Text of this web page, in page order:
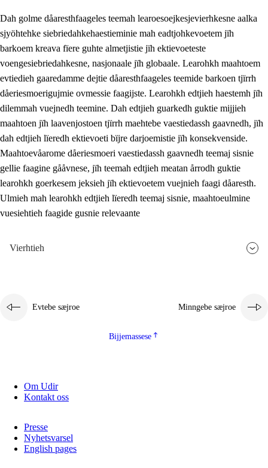
2. Lïeremen, evtiedimmien jïh skearkagimmien prinsihph
2.2 Maahtoe faagine
2.4 Lïeredh lïeredh
Dåaresthfaageles teemah
2.5 Dåaresthfaageles teemah
2.5.2 Demokratije jïh meatanårrojevoete
2.5.3 Monnehke evtiedimmie
Dah golme dåaresthfaageles teemah learoesoejkesjevierhkesne aalka
sjyöhtehke siebriedahkehaestieminie mah eadtjohkevoetem jïh
barkoem kreava fïere guhte almetjistie jïh ektievoeteste
voengesiebriedahkesne, nasjonaale jïh globaale. Learohkh maahtoem
evtiedieh gaaredamme dejtie dåaresthfaageles teemide barkoen tjïrrh
dåeriesmoerigujmie ovmessie faagijste. Learohkh edtjieh haestemh jïh
dilemmah vuejnedh teemine. Dah edtjieh guarkedh guktie mijjieh
maahtoen jïh laavenjostoen tjïrrh maehtebe vaestiedassh gaavnedh, jïh
dah edtjieh lïeredh ektievoeti bïjre darjoemistie jïh konsekvenside.
Maahtoevåarome dåeriesmoeri vaestiedassh gaavnedh teemaj sisnie
gellie faagine gååvnese, jïh teemah edtjieh meatan årrodh guktie
learohkh goerkesem jeksieh jïh ektievoetem vuejnieh faagi dåaresth.
Ulmieh mah learohkh edtjieh lïeredh teemaj sisnie, maahtoeulmine
vuesiehtieh faagide gusnie relevaante
Vierhtieh
Evtebe sæjroe Minngebe sæjroe
Bijjemassese
Om Udir
Kontakt oss
Presse
Nyhetsvarsel
English pages